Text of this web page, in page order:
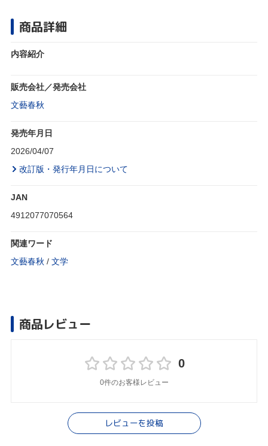
商品詳細
内容紹介
販売会社／発売会社
文藝春秋
発売年月日
2026/04/07
改訂版・発行年月日について
JAN
4912077070564
関連ワード
文藝春秋 / 文学
商品レビュー
0
0件のお客様レビュー
レビューを投稿